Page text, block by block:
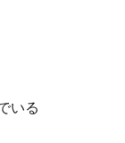
いる